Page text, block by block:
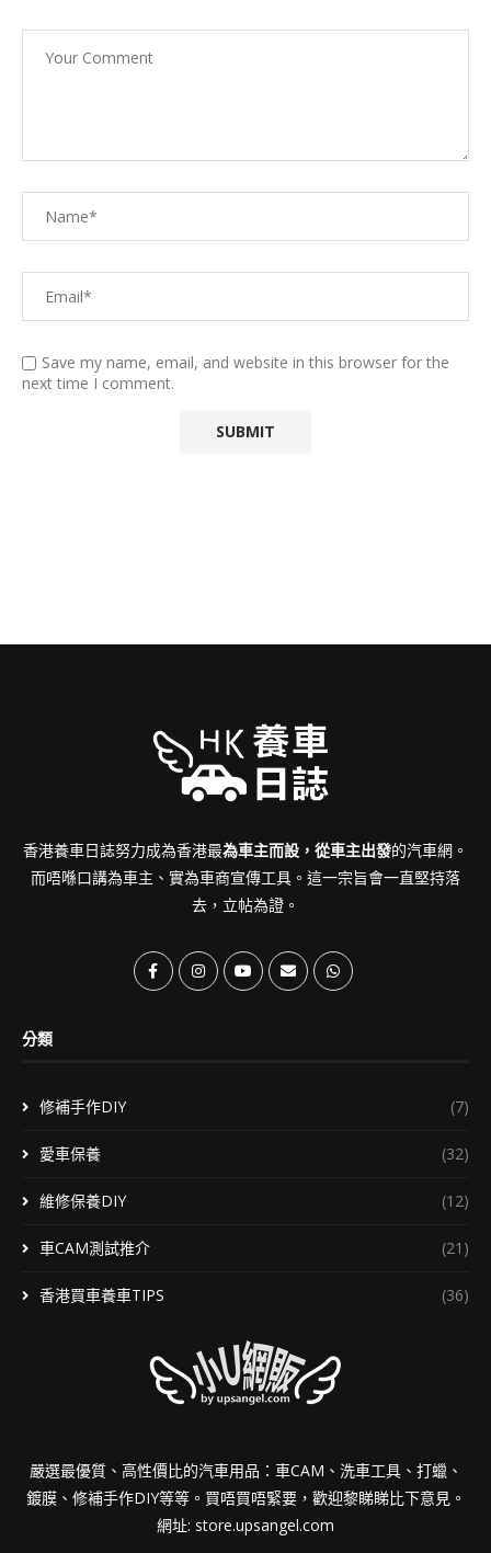
Save my name, email, and website in this browser for the
next time I comment.
香港養車日誌努力成為香港最為車主而設，從車主出發的汽車網。
而唔喺口講為車主、實為車商宣傳工具。這一宗旨會一直堅持落
去，立帖為證。
分類
修補手作DIY (7)
愛車保養 (32)
維修保養DIY (12)
車CAM測試推介 (21)
香港買車養車TIPS (36)
嚴選最優質、高性價比的汽車用品：車CAM、洗車工具、打蠟、
鍍膜、修補手作DIY等等。買唔買唔緊要，歡迎黎睇睇比下意見。
網址: store.upsangel.com